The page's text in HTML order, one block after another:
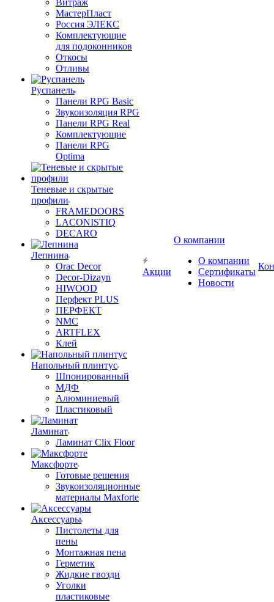
Витраж
МастерПласт
Россия ЭЛЕКС
Комплектующие
для подоконников
Откосы
Отливы
Руспанель
Панели RPG Basic
Звукоизоляция RPG
Панели RPG Real
Комплектующие
Панели RPG
Optima
Теневые и скрытые
профили
FRAMEDOORS
LACONISTIQ
DECARO
Лепнина
Orac Decor
Decor-Dizayn
HIWOOD
Перфект PLUS
ПЕРФЕКТ
NMC
ARTFLEX
Клей
Напольный плинтус
Шпонированный
МДФ
Алюминиевый
Пластиковый
Ламинат
Ламинат Clix Floor
Максфорте
Готовые решения
Звукоизоляционные
материалы Maxforte
Аксессуары
Пистолеты для
пены
Монтажная пена
Герметик
Жидкие гвозди
Уголки
пластиковые
Акции
О компании
О компании
Сертификаты
Новости